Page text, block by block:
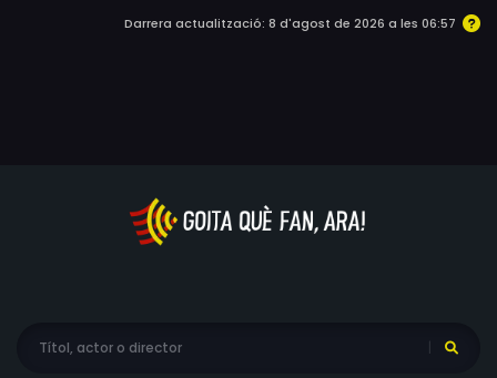
Darrera actualització: 8 d'agost de 2026 a les 06:57